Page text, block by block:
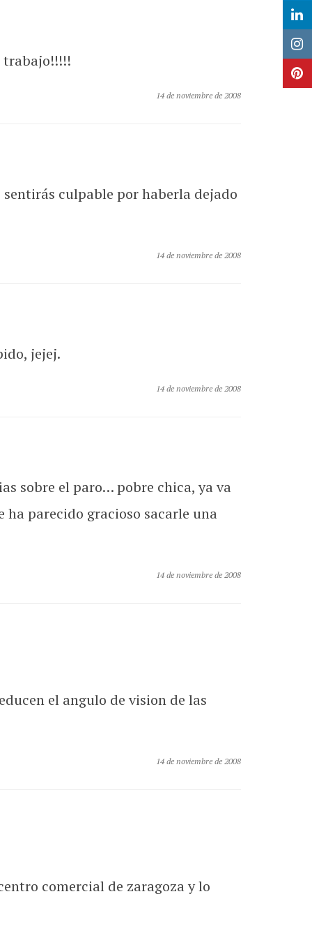
trabajo!!!!!
14 de noviembre de 2008
culpable por haberla dejado
14 de noviembre de 2008
jejej.
14 de noviembre de 2008
sobre el paro… pobre chica, ya va
parecido gracioso sacarle una
14 de noviembre de 2008
el angulo de vision de las
14 de noviembre de 2008
comercial de zaragoza y lo